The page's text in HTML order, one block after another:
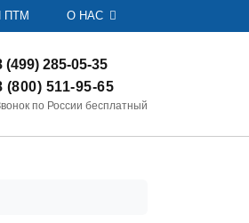
ПТМ О НАС
(499) 285-05-35
(800) 511-95-65
по России бесплатный